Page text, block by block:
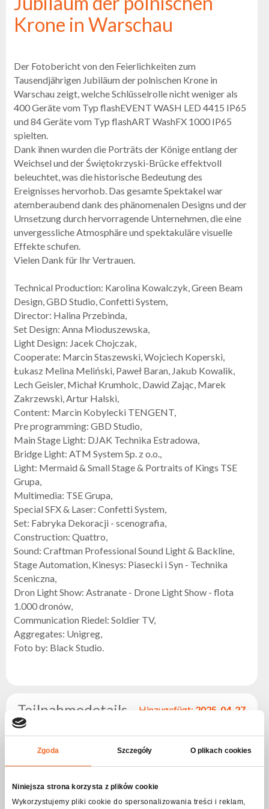
Zgoda Szczegóły O plikach cookies
Niniejsza strona korzysta z plików cookie
Wykorzystujemy pliki cookie do spersonalizowania treści i reklam,
Flash
Satzung
Karriere
Serviceanfrage
Rücksendung
Produkts
nach dem
Test
Leasing
Häufig
Gestellte
Fragen
Wählen
Serie
Krone in Warschau
Der Fotobericht von den Feierlichkeiten zum
Tausendjährigen Jubiläum der polnischen Krone in
Warschau zeigt, welche Schlüsselrolle nicht weniger als
400 Geräte vom Typ flashEVENT WASH LED 4415 IP65
und 84 Geräte vom Typ flashART WashFX 1000 IP65
spielten.
Dank ihnen wurden die Porträts der Könige entlang der
Weichsel und der Świętokrzyski-Brücke effektvoll
beleuchtet, was die historische Bedeutung des
Ereignisses hervorhob. Das gesamte Spektakel war
atemberaubend dank des phänomenalen Designs und der
Umsetzung durch hervorragende Unternehmen, die eine
unvergessliche Atmosphäre und spektakuläre visuelle
Effekte schufen.
Vielen Dank für Ihr Vertrauen.
Technical Production: Karolina Kowalczyk, Green Beam
Design, GBD Studio, Confetti System,
Director: Halina Przebinda,
Set Design: Anna Mioduszewska,
Light Design: Jacek Chojczak,
Cooperate: Marcin Staszewski, Wojciech Koperski,
Łukasz Melina Meliński, Paweł Baran, Jakub Kowalik,
Lech Geisler, Michał Krumholc, Dawid Zając, Marek
Zakrzewski, Artur Halski,
Content: Marcin Kobylecki TENGENT,
Pre programming: GBD Studio,
Main Stage Light: DJAK Technika Estradowa,
Bridge Light: ATM System Sp. z o.o.,
Light: Mermaid & Small Stage & Portraits of Kings TSE
Grupa,
Multimedia: TSE Grupa,
Special SFX & Laser: Confetti System,
Set: Fabryka Dekoracji - scenografia,
Construction: Quattro,
Sound: Craftman Professional Sound Light & Backline,
Stage Automation, Kinesys: Piasecki i Syn - Technika
Sceniczna,
Dron Light Show: Astranate - Drone Light Show - flota
1.000 dronów,
Communication Riedel: Soldier TV,
Aggregates: Unigreg,
Foto by: Black Studio.
Teilnahmedetails Hinzugefügt: 2025-04-27
Beleuchtung:
Zum Unternehmen